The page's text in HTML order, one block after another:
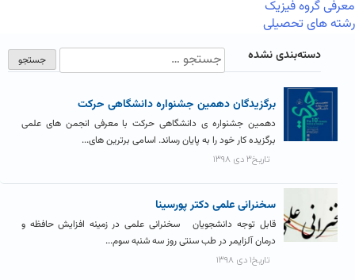
معرفی گروه فیزیک
رشته های تحصیلی
دسته‌بندی نشده
برگزیدگان دهمین جشنواره دانشگاهی حرکت
دهمین جشنواره ی دانشگاهی حرکت با معرفی انجمن های علمی
برگزیده کار خود را به پایان رساند. اسامی برترین های...
تاریخ۳ دی ۱۳۹۸
سخنرانی علمی دکتر پورسینا
قابل توجه دانشجویان سخنرانی علمی در زمینه افزایش حافظه و
درمان آلزایمر در طب سنتی روز سه شنبه سوم...
تاریخ۱ دی ۱۳۹۸